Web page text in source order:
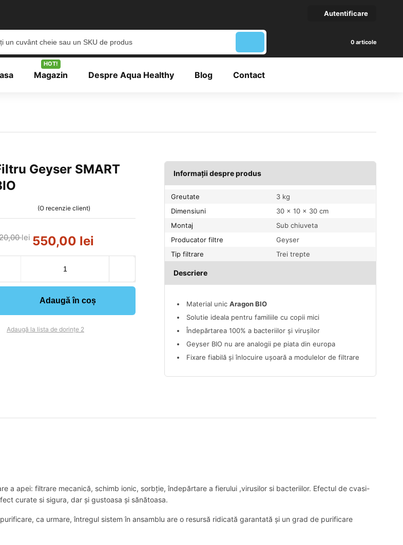
Autentificare
articole
Magazin
HOT!
Despre Aqua Healthy Blog Contact
Geyser SMART
(O recenzie client)
lei 550,00 lei
Adaugă în coș
Adaugă la lista de dorințe 2
Informații despre produs
Greutate
3 kg
Dimensiuni
30 × 10 × 30 cm
Montaj
Sub chiuveta
Producator filtre
Geyser
Tip filtrare
Trei trepte
Descriere
Material unicAragon BIO
Solutie ideala pentru familiile cu copii mici
Îndepărtarea 100% a bacteriilor și virușilor
Geyser BIO nu are analogii pe piata din europa
Fixare fiabilă și înlocuire ușoară a modulelor de filtrare
a apei: filtrare mecanică, schimb ionic, sorbție, îndepărtare a fierului ,virusilor si bacteriilor. Efectul de cvasi-
curate si sigura, dar și gustoasa și sănătoasa.
ca urmare, întregul sistem în ansamblu are o resursă ridicată garantată și un grad de purificare